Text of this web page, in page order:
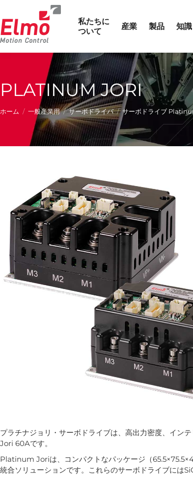
私たちに
ついて
産業 製品 知識
PLATINUM JORI
現在の位置:
ホーム 一般産業用 サーボドライバ サーボドライブ
プラチナジョリ・サーボドライブは、高出力密度、イン
Jori 60Aです。
Platinum Joriは、コンパクトなパッケージ（
統合ソリューションです。これらのサーボドライブには